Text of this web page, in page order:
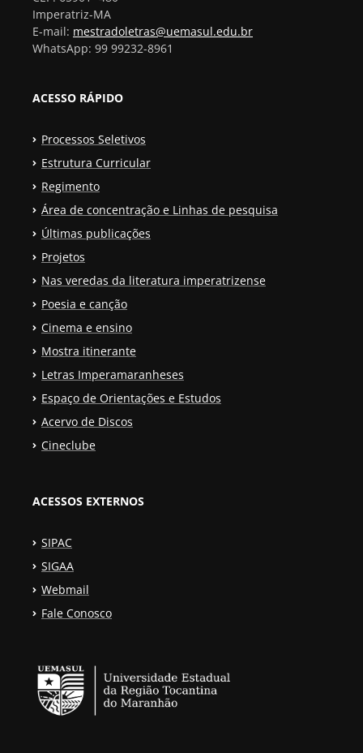
Imperatriz-MA
E-mail: mestradoletras@uemasul.edu.br
WhatsApp: 99 99232-8961
ACESSO RÁPIDO
Processos Seletivos
Estrutura Curricular
Regimento
Área de concentração e Linhas de pesquisa
Últimas publicações
Projetos
Nas veredas da literatura imperatrizense
Poesia e canção
Cinema e ensino
Mostra itinerante
Letras Imperamaranheses
Espaço de Orientações e Estudos
Acervo de Discos
Cineclube
ACESSOS EXTERNOS
SIPAC
SIGAA
Webmail
Fale Conosco